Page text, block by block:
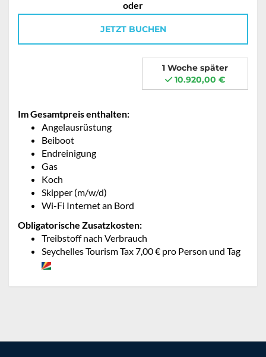
oder
JETZT BUCHEN
1 Woche später
10.920,00 €
Im Gesamtpreis enthalten:
Angelausrüstung
Beiboot
Endreinigung
Gas
Koch
Skipper (m/w/d)
Wi-Fi Internet an Bord
Obligatorische Zusatzkosten:
Treibstoff nach Verbrauch
Seychelles Tourism Tax 7,00 € pro Person und Tag